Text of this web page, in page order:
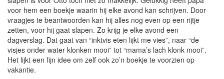
voor hem een boekje waarin hij elke avond kan schrijven. Door
vraagjes te beantwoorden kan hij alles nog even op een rijtje
zetten, voor hij gaat slapen. Zo krijg je elke avond een
dagverslag. Dat gaat van “inktvis eten lijkt me vies”, naar “de
visjes onder water klonken mooi” tot “mama’s lach klonk mooi”.
Het lijkt een fijn idee om zelf ook zo’n boekje te voorzien op
vakantie.